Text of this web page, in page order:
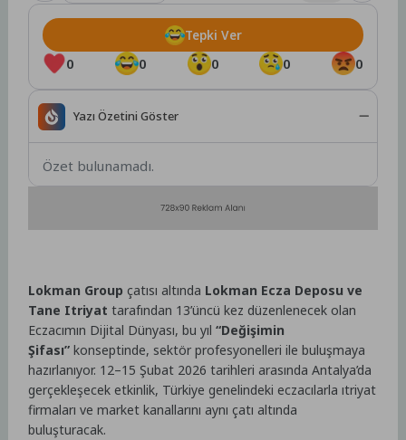
0 0 0 0 0
Tepki Ver
Yazı Özetini Göster
Özet bulunamadı.
Lokman Groupçatısı altında Lokman Ecza Deposu ve
Tane Itriyattarafından 13’üncü kez düzenlenecek olan
Eczacımın Dijital Dünyası, bu yıl“Değişimin
Şifası” konseptinde, sektör profesyonelleri ile buluşmaya
hazırlanıyor. 12–15 Şubat 2026 tarihleri arasında Antalya’da
gerçekleşecek etkinlik, Türkiye genelindeki eczacılarla ıtriyat
firmaları ve market kanallarını aynı çatı altında
buluşturacak.